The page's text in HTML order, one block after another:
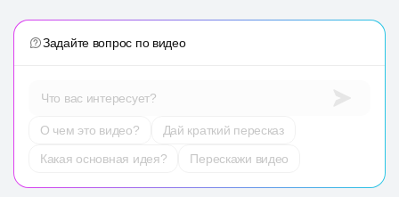
Задайте вопрос по видео
Что вас интересует?
О чем это видео?
Дай краткий пересказ
Какая основная идея?
Перескажи видео